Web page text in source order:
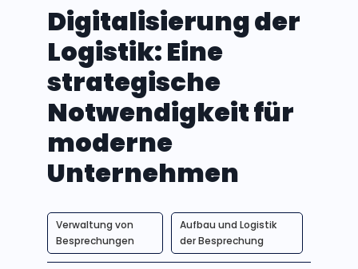
Digitalisierung der
Logistik: Eine
strategische
Notwendigkeit für
moderne
Unternehmen
Verwaltung von
Besprechungen
Aufbau und Logistik
der Besprechung